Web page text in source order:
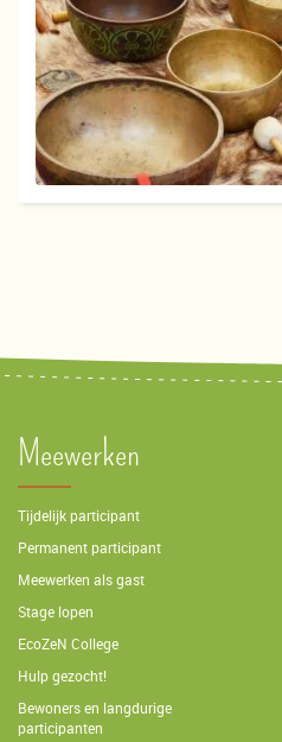
Meewerken
Tijdelijk participant
Permanent participant
Meewerken als gast
Stage lopen
EcoZeN College
Hulp gezocht!
Bewoners en langdurige
participanten